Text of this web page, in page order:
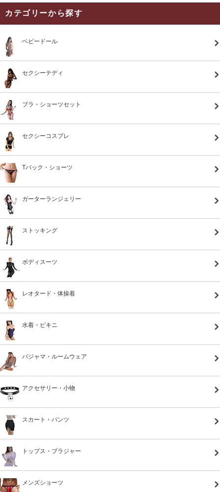
カテゴリーから探す
ベビードール
セクシーテディ
ブラ・ショーツセット
セクシーコスプレ
Tバック・ショーツ
ガーターランジェリー
ストッキング
ボディスーツ
レオタード・体操着
水着・ビキニ
パジャマ・ルームウェア
アクセサリー・小物
スカート・パンツ
トップス・ブラジャー
メンズショーツ